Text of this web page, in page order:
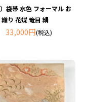
）袋帯 水色 フォーマル お
織り 花蝶 篭目 絹
33,000円(税込)